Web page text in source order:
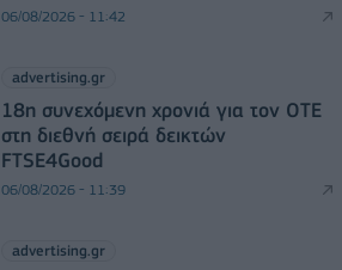
06/08/2026 - 11:42
advertising.gr
18η συνεχόμενη χρονιά για τον ΟΤΕ
στη διεθνή σειρά δεικτών
FTSE4Good
06/08/2026 - 11:39
advertising.gr